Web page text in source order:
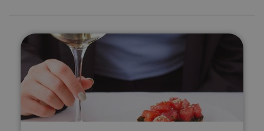
Nafarroako ardo ekologikoen